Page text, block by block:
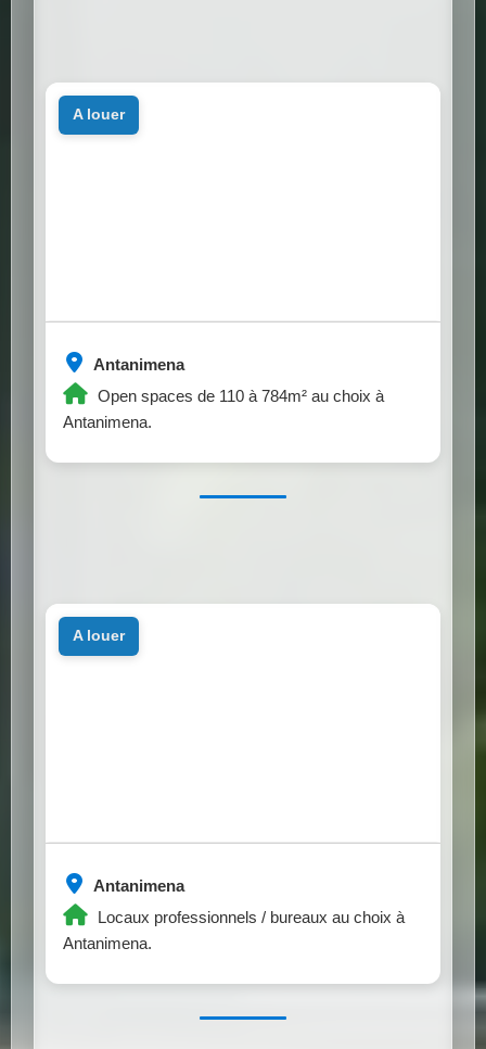
Antanimena
Open spaces de 110 à 784m² au choix à
Antanimena.
a louer
Antanimena
Locaux professionnels / bureaux au choix à
Antanimena.
a louer